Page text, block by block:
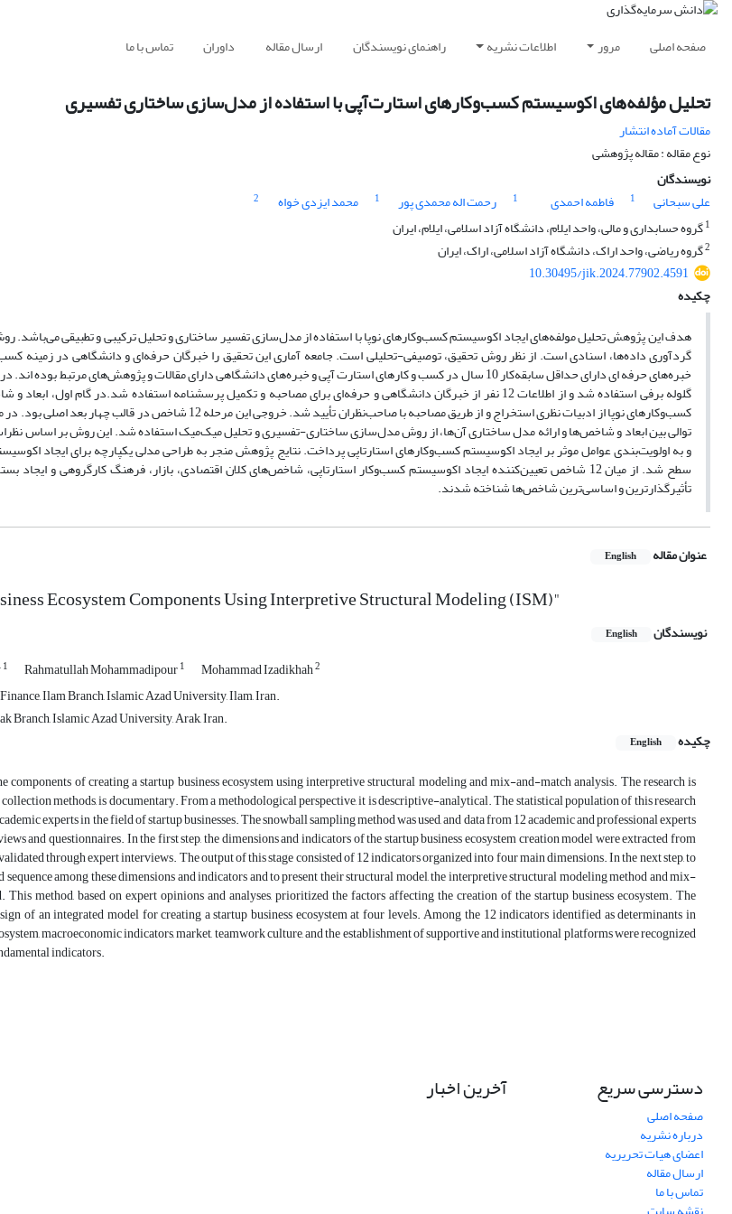
صفحه اصلی مرور اطلاعات نشریه راهنمای نویسندگان ارسال مقاله داوران تماس با ما
تحلیل مؤلفه‌های اکوسیستم کسب‌وکارهای استارت‌آپی با استفاده از مدل‌سازی ساختاری تفسیری
مقالات آماده انتشار
نوع مقاله : مقاله پژوهشی
نویسندگان
علی سبحانی
1 فاطمه احمدی 1 رحمت اله محمدی پور 1 محمد ایزدی خواه
2
1گروه حسابداری و مالی، واحد ایلام، دانشگاه آزاد اسلامی، ایلام، ایران
2گروه ریاضی، واحد اراک، دانشگاه آزاد اسلامی، اراک، ایران
10.30495/jik.2024.77902.4591
چکیده
هدف این پژوهش تحلیل مولفه‌های ایجاد اکوسیستم کسب‌وکارهای نوپا با استفاده از مدل‌سازی تفسیر ساختاری و تحلیل ترکیبی و تطبیقی
گردآوری داده‌ها، اسنادی است. از نظر روش تحقیق، توصیفی-تحلیلی است. جامعه آماری این تحقیق را خبرگان حرفه‌ای و دانشگاهی در زمینه
خبره‌های حرفه ای دارای حداقل سابقه‌کار 10 سال در کسب و کارهای استارت آپی و خبره‌های دانشگاهی دارای مقالات و پژوهش‌های مرتبط
گلوله برفی استفاده شد و از اطلاعات 12 نفر از خبر‌گان دانشگاهی و حرفه‌ای برای مصاحبه و تکمیل پرسشنامه استفاده شد.در گام
کسب‌وکار‌های نوپا از ادبیات نظری استخراج و از طریق مصاحبه با صاحب‌نظران تأیید شد. خروجی
توالی بین ابعاد و شاخص‌ها و ارائه مدل ساختاری آن‌ها، از روش مدل‌سازی ساختاری-تفسیری و تحلیل میک‌میک استفاده شد. این روش بر اساس
و به اولویت‌بندی عوامل موثر بر ایجاد اکوسیستم کسب‌وکار‌های استارتاپی پرداخت. نتایج پژوهش منجر به طراحی مدلی یکپارچه برای ایجاد
سطح شد. از میان 12 شاخص تعیین‌کننده ایجاد اکوسیستم کسب‌وکار استارتاپی، شاخص‌های کلان اقتصادی، بازار، فرهنگ کارگروهی و
تأثیرگذارترین و اساسی‌ترین شاخص‌ها شناخته شدند.
عنوان مقاله English
Ecosystem Components Using Interpretive Structural Modeling (ISM)"
نویسندگان English
1 Rahmatullah Mohammadipour1 Mohammad Izadikhah2
Ilam Branch, Islamic Azad University, Ilam, Iran.
Branch, Islamic Azad University, Arak, Iran.
چکیده
English
components of creating a startup business ecosystem using interpretive structural modeling and mix-and-match analysis. The research is
collection methods, is documentary. From a methodological perspective, it is descriptive-analytical. The statistical population of this research
experts in the field of startup businesses. The snowball sampling method was used, and data from 12 academic and professional experts
and questionnaires. In the first step, the dimensions and indicators of the startup business ecosystem creation model were extracted from
through expert interviews. The output of this stage consisted of 12 indicators organized into four main dimensions. In the next step, to
sequence among these dimensions and indicators and to present their structural model, the interpretive structural modeling method and mix-
method, based on expert opinions and analyses, prioritized the factors affecting the creation of the startup business ecosystem. The
of an integrated model for creating a startup business ecosystem at four levels. Among the 12 indicators identified as determinants in
macroeconomic indicators, market, teamwork culture, and the establishment of supportive and institutional platforms were recognized
indicators.
دسترسی سریع
صفحه اصلی
درباره نشریه
اعضای هیات تحریریه
ارسال مقاله
تماس با ما
آخرین اخبار